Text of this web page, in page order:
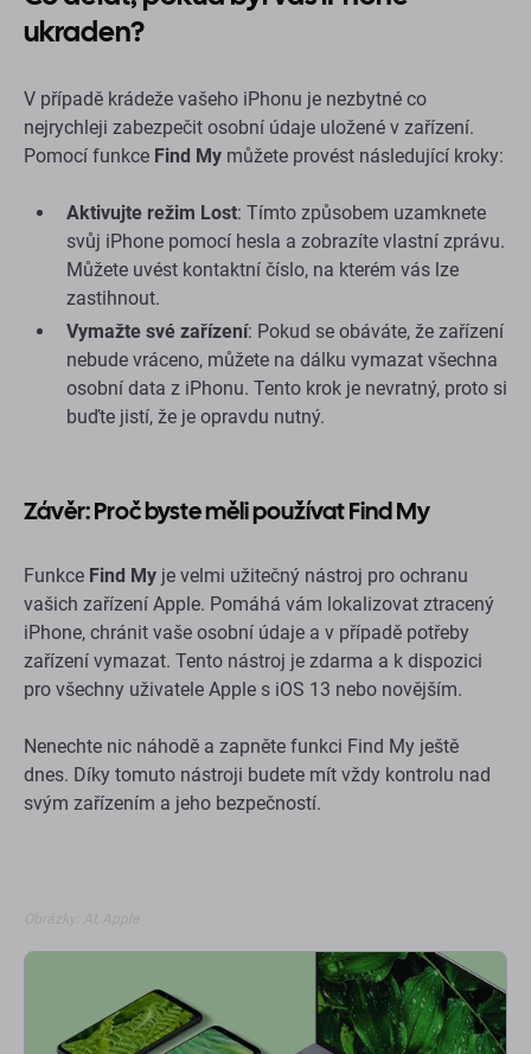
ukraden?
V případě krádeže vašeho iPhonu je nezbytné co
nejrychleji zabezpečit osobní údaje uložené v zařízení.
Pomocí funkce Find My můžete provést následující kroky:
Aktivujte režim Lost: Tímto způsobem uzamknete
svůj iPhone pomocí hesla a zobrazíte vlastní zprávu.
Můžete uvést kontaktní číslo, na kterém vás lze
zastihnout.
Vymažte své zařízení: Pokud se obáváte, že zařízení
nebude vráceno, můžete na dálku vymazat všechna
osobní data z iPhonu. Tento krok je nevratný, proto si
buďte jistí, že je opravdu nutný.
Závěr: Proč byste měli používat Find My
Funkce Find My je velmi užitečný nástroj pro ochranu
vašich zařízení Apple. Pomáhá vám lokalizovat ztracený
iPhone, chránit vaše osobní údaje a v případě potřeby
zařízení vymazat. Tento nástroj je zdarma a k dispozici
pro všechny uživatele Apple s iOS 13 nebo novějším.
Nenechte nic náhodě a zapněte funkci Find My ještě
dnes. Díky tomuto nástroji budete mít vždy kontrolu nad
svým zařízením a jeho bezpečností.